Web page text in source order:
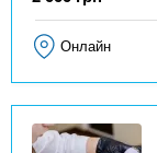
Онлайн